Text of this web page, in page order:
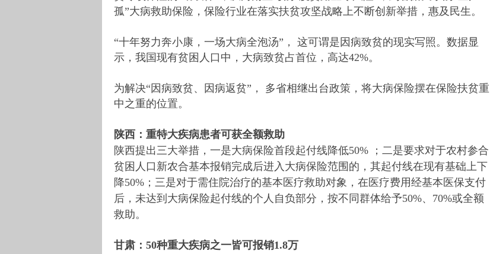
孤”大病救助保险，保险行业在落实扶贫攻坚战略上不断创新举措，惠及民生。
“十年努力奔小康，一场大病全泡汤”， 这可谓是因病致贫的现实写照。数据显
示，我国现有贫困人口中，大病致贫占首位，高达42%。
为解决“因病致贫、因病返贫”， 多省相继出台政策，将大病保险摆在保险扶贫重
中之重的位置。
陕西：重特大疾病患者可获全额救助
陕西提出三大举措，一是大病保险首段起付线降低50% ；二是要求对于农村参合
贫困人口新农合基本报销完成后进入大病保险范围的，其起付线在现有基础上下
降50%；三是对于需住院治疗的基本医疗救助对象，在医疗费用经基本医保支付
后，未达到大病保险起付线的个人自负部分，按不同群体给予50%、70%或全额
救助。
甘肃：50种重大疾病之一皆可报销1.8万